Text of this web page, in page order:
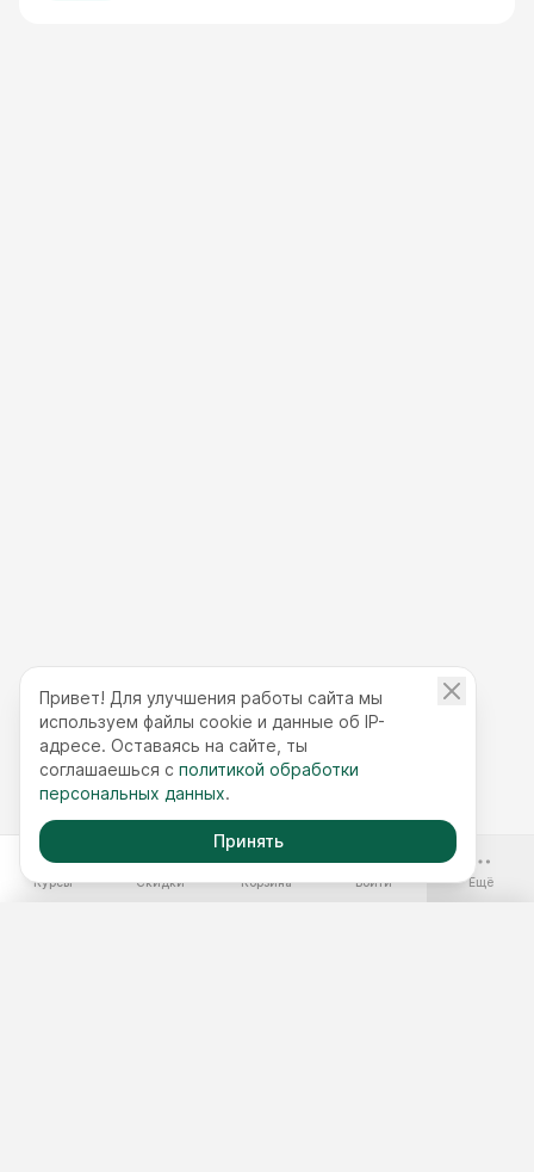
Курсы Скидки Корзина Войти Ещё
Привет! Для улучшения работы сайта мы
используем файлы cookie и данные об IP-
адресе. Оставаясь на сайте, ты
соглашаешься с политикой обработки
персональных данных.
Принять